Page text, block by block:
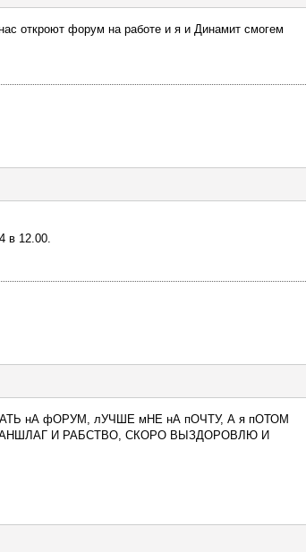
откроют форум на работе и я и Динамит смогем
в 12.00.
нА фОРУМ, лУЧШЕ мНЕ нА пОЧТУ, А я пОТОМ
И РАБСТВО, СКОРО ВЫЗДОРОВЛЮ И